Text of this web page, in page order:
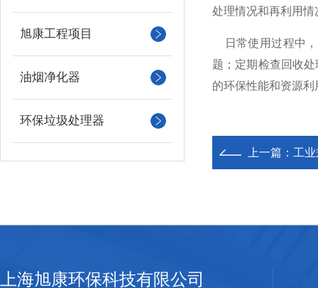
旭康工程项目
油烟净化器
环保垃圾处理器
处理情况和再利用
日常使用过程中，
题；定期检查回收
的环保性能和资源
上一篇： 工
上海旭康环保科技有限公司